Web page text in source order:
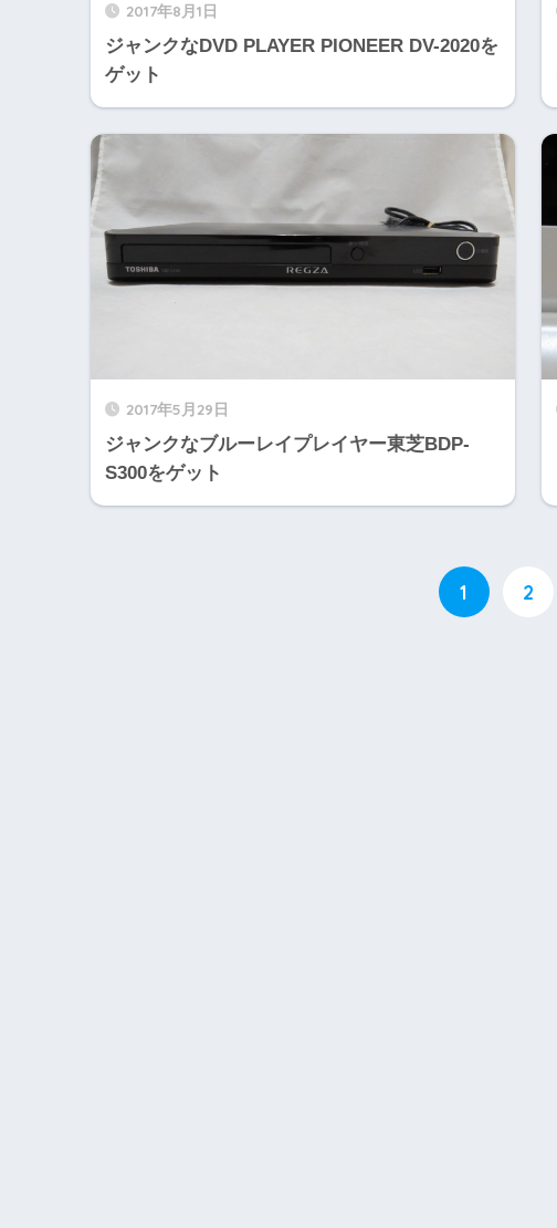
2017年8月1日
ジャンクなDVD PLAYER PIONEER DV-2020を
ゲット
2017年5月29日
ジャンクなブルーレイプレイヤー東芝BDP-
S300をゲット
1 2